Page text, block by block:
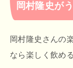
岡村隆史が
岡村隆史さんの
なら楽しく飲め